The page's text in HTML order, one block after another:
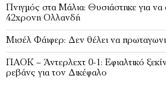
Πνιγμός στα Μάλια: Θυσιάστηκε για να
42χρονη Ολλανδή
Μισέλ Φάιφερ: Δεν θέλει να
ΠΑΟΚ – Άντερλεχτ 0-1: Εφιαλτικό
ρεβάνς για τον Δικέφαλο